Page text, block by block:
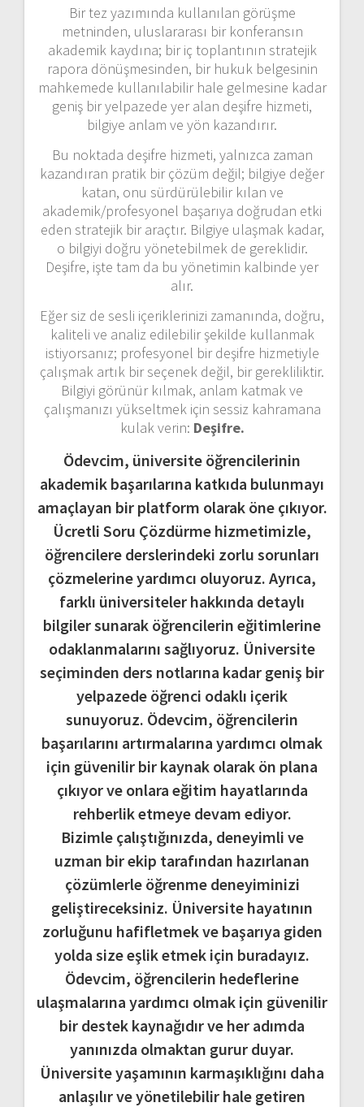
Bir tez yazımında kullanılan görüşme
metninden, uluslararası bir konferansın
akademik kaydına; bir iç toplantının stratejik
rapora dönüşmesinden, bir hukuk belgesinin
mahkemede kullanılabilir hale gelmesine kadar
geniş bir yelpazede yer alan deşifre hizmeti,
bilgiye anlam ve yön kazandırır.
Bu noktada deşifre hizmeti, yalnızca zaman
kazandıran pratik bir çözüm değil; bilgiye değer
katan, onu sürdürülebilir kılan ve
akademik/profesyonel başarıya doğrudan etki
eden stratejik bir araçtır. Bilgiye ulaşmak kadar,
o bilgiyi doğru yönetebilmek de gereklidir.
Deşifre, işte tam da bu yönetimin kalbinde yer
alır.
Eğer siz de sesli içeriklerinizi zamanında, doğru,
kaliteli ve analiz edilebilir şekilde kullanmak
istiyorsanız; profesyonel bir deşifre hizmetiyle
çalışmak artık bir seçenek değil, bir gerekliliktir.
Bilgiyi görünür kılmak, anlam katmak ve
çalışmanızı yükseltmek için sessiz kahramana
kulak verin: Deşifre.
Ödevcim, üniversite öğrencilerinin
akademik başarılarına katkıda bulunmayı
amaçlayan bir platform olarak öne çıkıyor.
Ücretli Soru Çözdürme hizmetimizle,
öğrencilere derslerindeki zorlu sorunları
çözmelerine yardımcı oluyoruz. Ayrıca,
farklı üniversiteler hakkında detaylı
bilgiler sunarak öğrencilerin eğitimlerine
odaklanmalarını sağlıyoruz. Üniversite
seçiminden ders notlarına kadar geniş bir
yelpazede öğrenci odaklı içerik
sunuyoruz. Ödevcim, öğrencilerin
başarılarını artırmalarına yardımcı olmak
için güvenilir bir kaynak olarak ön plana
çıkıyor ve onlara eğitim hayatlarında
rehberlik etmeye devam ediyor.
Bizimle çalıştığınızda, deneyimli ve
uzman bir ekip tarafından hazırlanan
çözümlerle öğrenme deneyiminizi
geliştireceksiniz. Üniversite hayatının
zorluğunu hafifletmek ve başarıya giden
yolda size eşlik etmek için buradayız.
Ödevcim, öğrencilerin hedeflerine
ulaşmalarına yardımcı olmak için güvenilir
bir destek kaynağıdır ve her adımda
yanınızda olmaktan gurur duyar.
Üniversite yaşamının karmaşıklığını daha
anlaşılır ve yönetilebilir hale getiren